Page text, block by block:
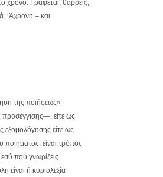
χρόνο. Γράφεται, θαρρείς,
‘Άχρονη – και
της ποιήσεως»
είτε ως
εξομολόγησης είτε ως
ποιήματος, είναι τρόπος
εσύ πού γνωρίζεις
είναι ή κυριολεξία